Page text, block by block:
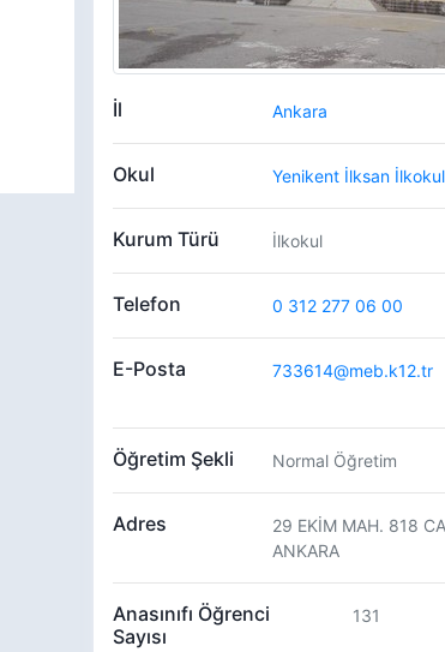
İl Ankara
Okul Yenikent İlksan
Kurum Türü İlkokul
Telefon 0 312 277 06 00
E-Posta 733614@meb.k12.tr
Öğretim Şekli Normal Öğretim
Adres
29 EKİM MAH. 818
ANKARA
Anasınıfı Öğrenci
Sayısı
131